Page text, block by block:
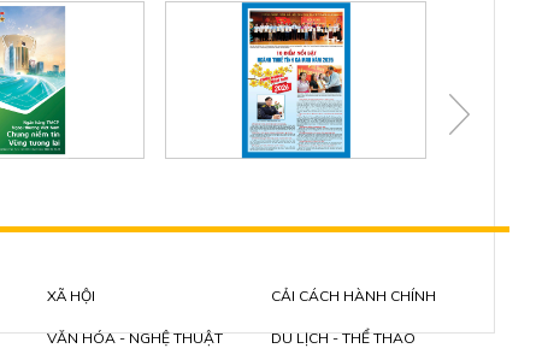
XÃ HỘI CẢI CÁCH HÀNH CHÍNH
VĂN HÓA - NGHỆ THUẬT DU LỊCH - THỂ THAO